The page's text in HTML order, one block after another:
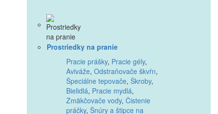
Prostriedky na pranie
Pracie prášky, Pracie gély,
Aviváže, Odstraňovače škvŕn,
Špeciálne tepovače, Škroby,
Bielidlá, Pracie mydlá,
Zmäkčovače vody, Čistenie
práčky, Šnúry a štipce na